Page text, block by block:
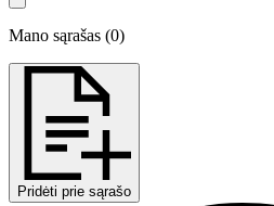
Mano sąrašas (0)
Pridėti prie sąrašo